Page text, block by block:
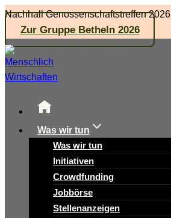
Zum
Inhalt
springen
Nachhall Genossenschaftstreffen 2026
Zur Gruppe Betheln 2026
Was wir tun
Was wir tun
Initiativen
Crowdfunding
Jobbörse
Stellenanzeigen